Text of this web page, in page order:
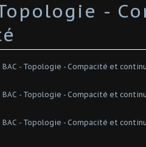
Topologie -